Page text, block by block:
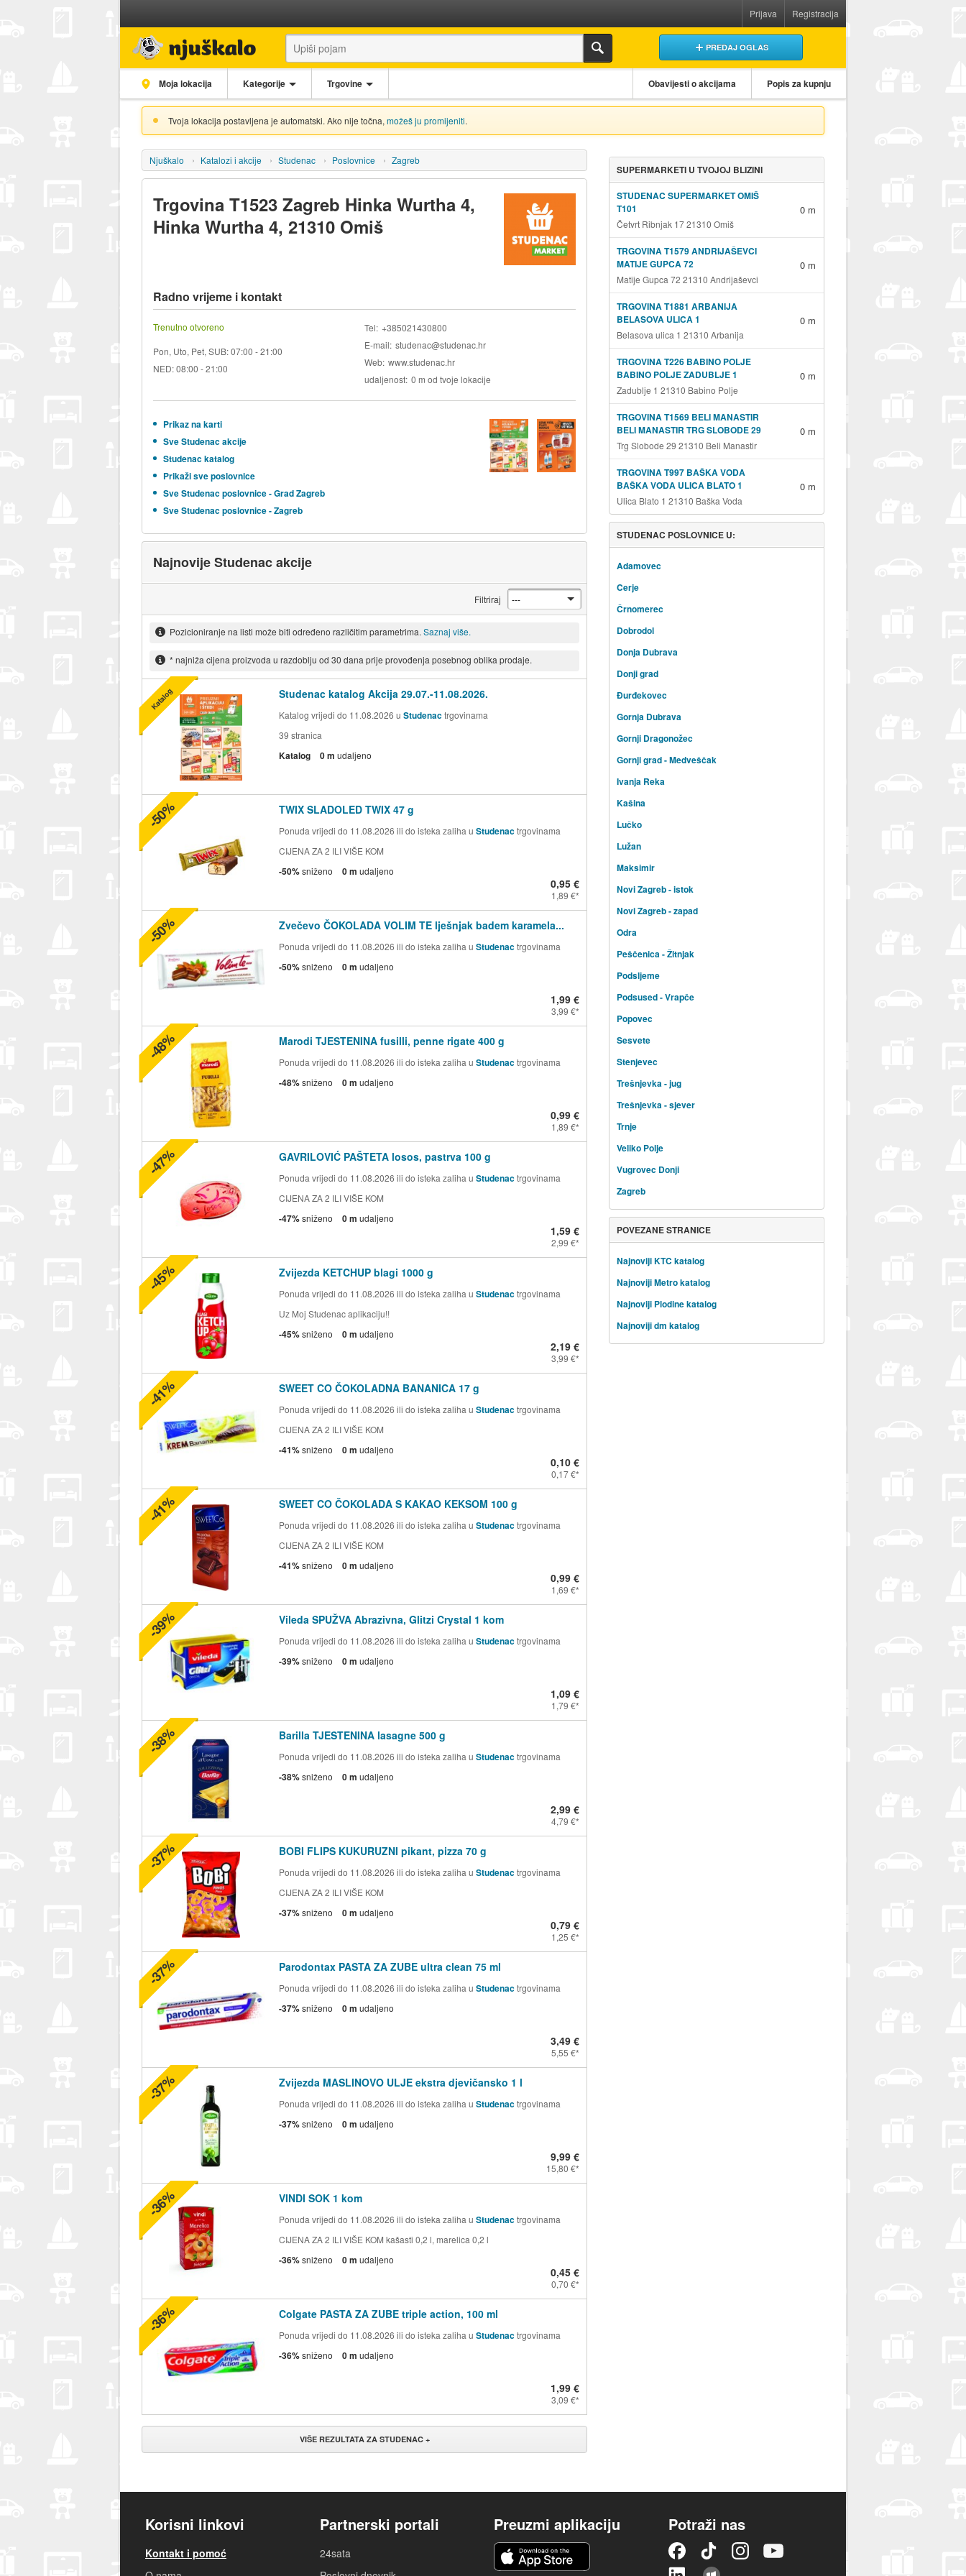
Prijava Registracija
PREDAJ OGLAS
Moja lokacija Kategorije Trgovine Obavijesti o akcijama Popis za kupnju
Tvoja lokacija postavljena je automatski. Ako nije točna, možeš ju promijeniti.
Njuškalo Katalozi i akcije Studenac Poslovnice Zagreb
Trgovina T1523 Zagreb Hinka Wurtha 4,
Hinka Wurtha 4, 21310 Omiš
Radno vrijeme i kontakt
Trenutno otvoreno
Pon, Uto, Pet, SUB: 07:00 - 21:00
NED: 08:00 - 21:00
Tel +385021430800
E-mail studenac@studenac.hr
Web www.studenac.hr
udaljenost 0 m od tvoje lokacije
Prikaz na karti
Sve Studenac akcije
Studenac katalog
Prikaži sve poslovnice
Sve Studenac poslovnice - Grad Zagreb
Sve Studenac poslovnice - Zagreb
Najnovije Studenac akcije
Filtriraj
Pozicioniranje na listi može biti određeno različitim parametrima. Saznaj više.
* najniža cijena proizvoda u razdoblju od 30 dana prije provođenja posebnog oblika prodaje.
Studenac katalog Akcija 29.07.-11.08.2026.
Katalog vrijedi do 11.08.2026 u Studenactrgovinama
39 stranica
Katalog 0 m udaljeno
Katalog
TWIX SLADOLED TWIX 47 g
Ponuda vrijedi do 11.08.2026 ili do isteka zaliha u Studenactrgovinama
CIJENA ZA 2 ILI VIŠE KOM
-50%sniženo 0 m udaljeno
0,95 €
1,89 €
-50%
Zvečevo ČOKOLADA VOLIM TE lješnjak badem karamela...
Ponuda vrijedi do 11.08.2026 ili do isteka zaliha u Studenactrgovinama
-50%sniženo 0 m udaljeno
1,99 €
3,99 €
-50%
Marodi TJESTENINA fusilli, penne rigate 400 g
Ponuda vrijedi do 11.08.2026 ili do isteka zaliha u Studenactrgovinama
-48%sniženo 0 m udaljeno
0,99 €
1,89 €
-48%
GAVRILOVIĆ PAŠTETA losos, pastrva 100 g
Ponuda vrijedi do 11.08.2026 ili do isteka zaliha u Studenactrgovinama
CIJENA ZA 2 ILI VIŠE KOM
-47%sniženo 0 m udaljeno
1,59 €
2,99 €
-47%
Zvijezda KETCHUP blagi 1000 g
Ponuda vrijedi do 11.08.2026 ili do isteka zaliha u Studenactrgovinama
Uz Moj Studenac aplikaciju!!
-45%sniženo 0 m udaljeno
2,19 €
3,99 €
-45%
SWEET CO ČOKOLADNA BANANICA 17 g
Ponuda vrijedi do 11.08.2026 ili do isteka zaliha u Studenactrgovinama
CIJENA ZA 2 ILI VIŠE KOM
-41%sniženo 0 m udaljeno
0,10 €
0,17 €
-41%
SWEET CO ČOKOLADA S KAKAO KEKSOM 100 g
Ponuda vrijedi do 11.08.2026 ili do isteka zaliha u Studenactrgovinama
CIJENA ZA 2 ILI VIŠE KOM
-41%sniženo 0 m udaljeno
0,99 €
1,69 €
-41%
Vileda SPUŽVA Abrazivna, Glitzi Crystal 1 kom
Ponuda vrijedi do 11.08.2026 ili do isteka zaliha u Studenactrgovinama
-39%sniženo 0 m udaljeno
1,09 €
1,79 €
-39%
Barilla TJESTENINA lasagne 500 g
Ponuda vrijedi do 11.08.2026 ili do isteka zaliha u Studenactrgovinama
-38%sniženo 0 m udaljeno
2,99 €
4,79 €
-38%
BOBI FLIPS KUKURUZNI pikant, pizza 70 g
Ponuda vrijedi do 11.08.2026 ili do isteka zaliha u Studenactrgovinama
CIJENA ZA 2 ILI VIŠE KOM
-37%sniženo 0 m udaljeno
0,79 €
1,25 €
-37%
Parodontax PASTA ZA ZUBE ultra clean 75 ml
Ponuda vrijedi do 11.08.2026 ili do isteka zaliha u Studenactrgovinama
-37%sniženo 0 m udaljeno
3,49 €
5,55 €
-37%
Zvijezda MASLINOVO ULJE ekstra djevičansko 1 l
Ponuda vrijedi do 11.08.2026 ili do isteka zaliha u Studenactrgovinama
-37%sniženo 0 m udaljeno
9,99 €
15,80 €
-37%
VINDI SOK 1 kom
Ponuda vrijedi do 11.08.2026 ili do isteka zaliha u Studenactrgovinama
CIJENA ZA 2 ILI VIŠE KOM kašasti 0,2 l, marelica 0,2 l
-36%sniženo 0 m udaljeno
0,45 €
0,70 €
-36%
Colgate PASTA ZA ZUBE triple action, 100 ml
Ponuda vrijedi do 11.08.2026 ili do isteka zaliha u Studenactrgovinama
-36%sniženo 0 m udaljeno
1,99 €
3,09 €
-36%
VIŠE REZULTATA ZA STUDENAC +
SUPERMARKETI U TVOJOJ BLIZINI
STUDENAC SUPERMARKET OMIŠ
T101
Četvrt Ribnjak 17 21310 Omiš
0 m
TRGOVINA T1579 ANDRIJAŠEVCI
MATIJE GUPCA 72
Matije Gupca 72 21310 Andrijaševci
0 m
TRGOVINA T1881 ARBANIJA
BELASOVA ULICA 1
Belasova ulica 1 21310 Arbanija
0 m
TRGOVINA T226 BABINO POLJE
BABINO POLJE ZADUBLJE 1
Zadublje 1 21310 Babino Polje
0 m
TRGOVINA T1569 BELI MANASTIR
BELI MANASTIR TRG SLOBODE 29
Trg Slobode 29 21310 Beli Manastir
0 m
TRGOVINA T997 BAŠKA VODA
BAŠKA VODA ULICA BLATO 1
Ulica Blato 1 21310 Baška Voda
0 m
STUDENAC POSLOVNICE U:
Adamovec
Cerje
Črnomerec
Dobrodol
Donja Dubrava
Donji grad
Đurđekovec
Gornja Dubrava
Gornji Dragonožec
Gornji grad - Medveščak
Ivanja Reka
Kašina
Lučko
Lužan
Maksimir
Novi Zagreb - istok
Novi Zagreb - zapad
Odra
Peščenica - Žitnjak
Podsljeme
Podsused - Vrapče
Popovec
Sesvete
Stenjevec
Trešnjevka - jug
Trešnjevka - sjever
Trnje
Veliko Polje
Vugrovec Donji
Zagreb
POVEZANE STRANICE
Najnoviji KTC katalog
Najnoviji Metro katalog
Najnoviji Plodine katalog
Najnoviji dm katalog
Korisni linkovi
Kontakt i pomoć
Partnerski portali
24sata
Preuzmi aplikaciju Potraži nas